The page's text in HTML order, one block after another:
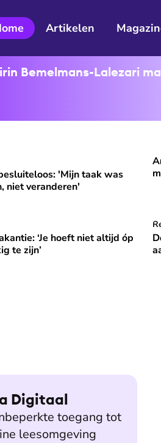
Artikelen
Bemelmans-Lalezari
'Mijn taak was vooral
'Mijn taak was
niet veranderen'
‘Je hoeft niet altijd óp
‘Je hoeft niet altijd óp
te zijn’
Digitaal
toegang tot
leesomgeving